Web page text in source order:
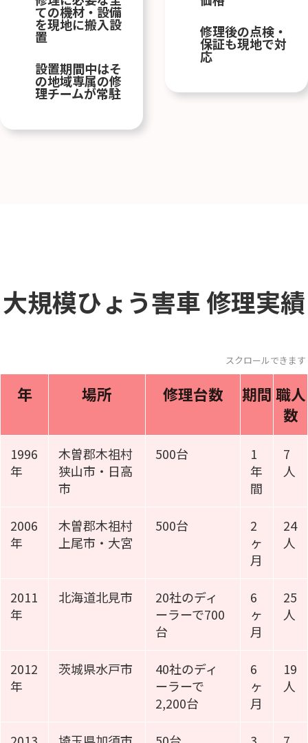
ての機材・設備
を現地に搬入設
置
設置期間中はそ
の地域専属の修
理チームが常駐
修理後の点検・
保証も現地で対
応
大規模ひょう害車修理実績
スクロールできます
年 場所 修理台数 期間 職人
数
1996
年
木曽郡木祖村
狭山市・日高
市
500台
1
年
間
7
人
2006
年
木曽郡木祖村
上尾市・大宮
500台
2
ヶ
月
24
人
2011
年
北海道北見市
20社のディ
ーラーで700
台
6
ヶ
月
25
人
2012
年
茨城県水戸市
40社のディ
ーラーで
2,200台
6
ヶ
月
19
人